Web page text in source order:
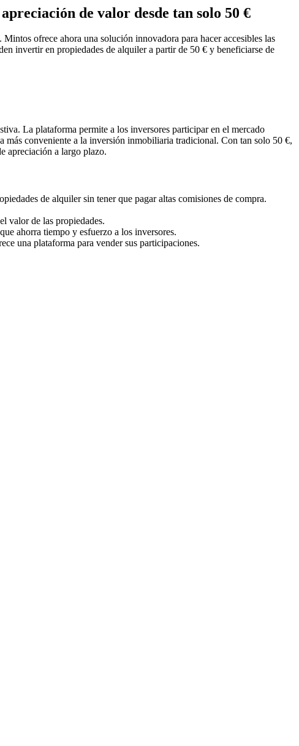
de valor desde tan solo 50 €
ofrece ahora una solución innovadora para hacer accesibles las
invertir en propiedades de alquiler a partir de 50 € y beneficiarse de
La plataforma permite a los inversores participar en el mercado
más conveniente a la inversión inmobiliaria tradicional. Con tan solo 50 €,
apreciación a largo plazo.
de alquiler sin tener que pagar altas comisiones de compra.
valor de las propiedades.
ahorra tiempo y esfuerzo a los inversores.
una plataforma para vender sus participaciones.